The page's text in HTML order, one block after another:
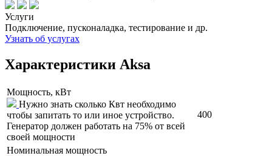
Услуги
Подключение, пусконаладка, тестирование и др.
Узнать об услугах
Характеристики Aksa
Мощность, кВт
Нужно знать сколько Квт необходимо
чтобы запитать то или иное устройство.
Генератор должен работать на 75% от всей
своей мощности
400
Номинальная мощность